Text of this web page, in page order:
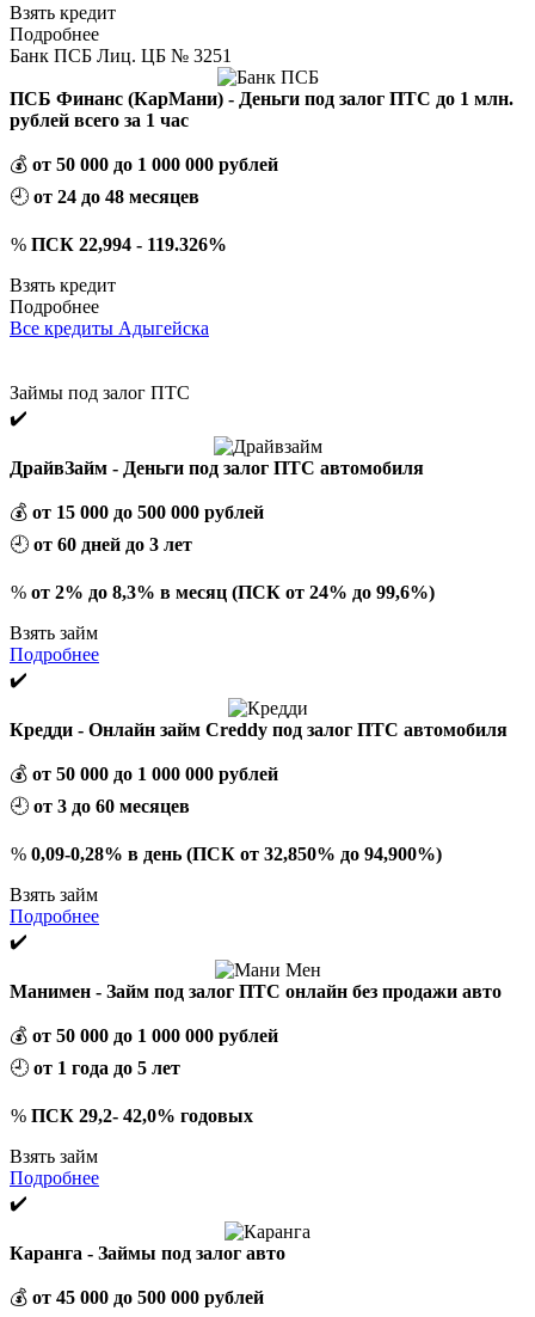
Взять кредит
Подробнее
Банк ПСБ Лиц. ЦБ № 3251
ПСБ Финанс (КарМани) - Деньги под залог ПТС до 1 млн.
рублей всего за 1 час
💰 от 50 000 до 1 000 000 рублей
🕘 от 24 до 48 месяцев
% ПСК 22,994 - 119.326%
Взять кредит
Подробнее
Все кредиты Адыгейска
Займы под залог ПТС
✔️
ДрайвЗайм - Деньги под залог ПТС автомобиля
💰 от 15 000 до 500 000 рублей
🕘 от 60 дней до 3 лет
% от 2% до 8,3% в месяц (ПСК от 24% до 99,6%)
Взять займ
Подробнее
✔️
Кредди - Онлайн займ Creddy под залог ПТС автомобиля
💰 от 50 000 до 1 000 000 рублей
🕘 от 3 до 60 месяцев
% 0,09-0,28% в день (ПСК от 32,850% до 94,900%)
Взять займ
Подробнее
✔️
Манимен - Займ под залог ПТС онлайн без продажи авто
💰 от 50 000 до 1 000 000 рублей
🕘 от 1 года до 5 лет
% ПСК 29,2- 42,0% годовых
Взять займ
Подробнее
✔️
Каранга - Займы под залог авто
💰 от 45 000 до 500 000 рублей